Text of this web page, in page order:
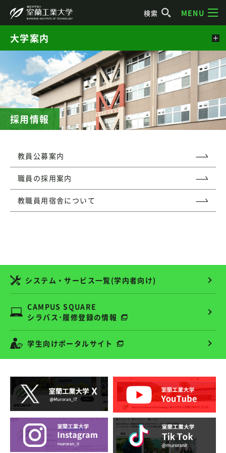
検索 MENU
採用情報
教員公募案内
職員の採用案内
教職員用宿舎について
大学案内
システム・サービス一覧(学内者向け)
CAMPUS SQUARE
シラバス･履修登録の情報
学生向けポータルサイト